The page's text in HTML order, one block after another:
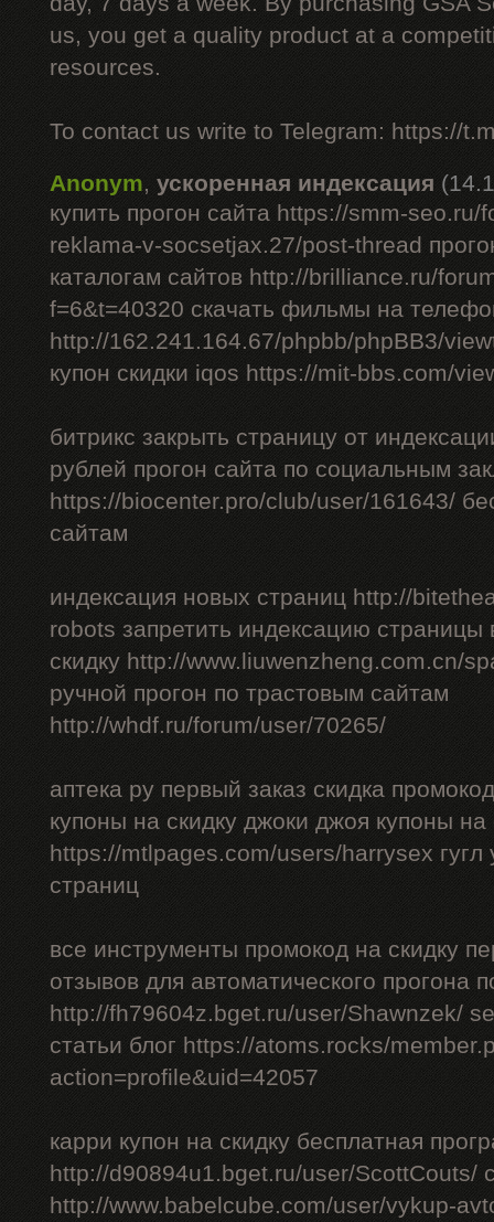
us, you get a quality product at a
resources.
To contact us write to Telegram: https://
Anonym, ускоренная индексация
купить прогон сайта https://smm-
reklama-v-socsetjax.27/post-thread
каталогам сайтов http://brilliance.ru/
f=6&t=40320 скачать фильмы на
http://162.241.164.67/phpbb/phpBB3/
купон скидки iqos https://mit-bbs.com/
битрикс закрыть страницу от
рублей прогон сайта по социальным
https://biocenter.pro/club/user/161643/
сайтам
индексация новых страниц http://
robots запретить индексацию страницы
скидку http://www.liuwenzheng.com.cn/
ручной прогон по трастовым сайтам
http://whdf.ru/forum/user/70265/
аптека ру первый заказ скидка
купоны на скидку джоки джоя купоны на
https://mtlpages.com/users/harrysex гугл
страниц
все инструменты промокод на скидку
отзывов для автоматического прогона
http://fh79604z.bget.ru/user/Shawnzek/
статьи блог https://atoms.rocks/
action=profile&uid=42057
карри купон на скидку бесплатная
http://d90894u1.bget.ru/user/ScottCouts/
http://www.babelcube.com/user/vykup-